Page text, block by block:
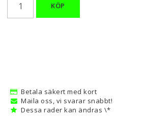
KÖP
Betala säkert med kort
Maila oss, vi svarar snabbt!
Dessa rader kan ändras \*